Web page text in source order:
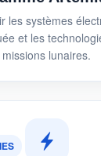
les systèmes
et les
lunaires.